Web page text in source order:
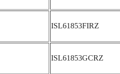
ISL61853FIRZ
ISL61853GCRZ